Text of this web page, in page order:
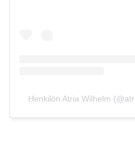
Henkilön Atria Wilhelm